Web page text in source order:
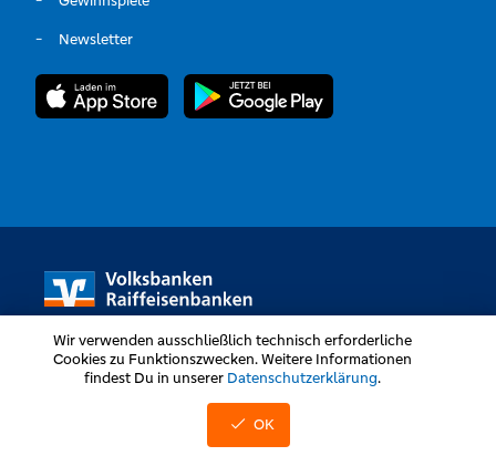
Newsletter
Volksbanken Raiffeisenbanken © Alle Rechte vorbehalten
Wir verwenden ausschließlich technisch erforderliche
Cookies zu Funktionszwecken. Weitere Informationen
findest Du in unserer Datenschutzerklärung.
OK